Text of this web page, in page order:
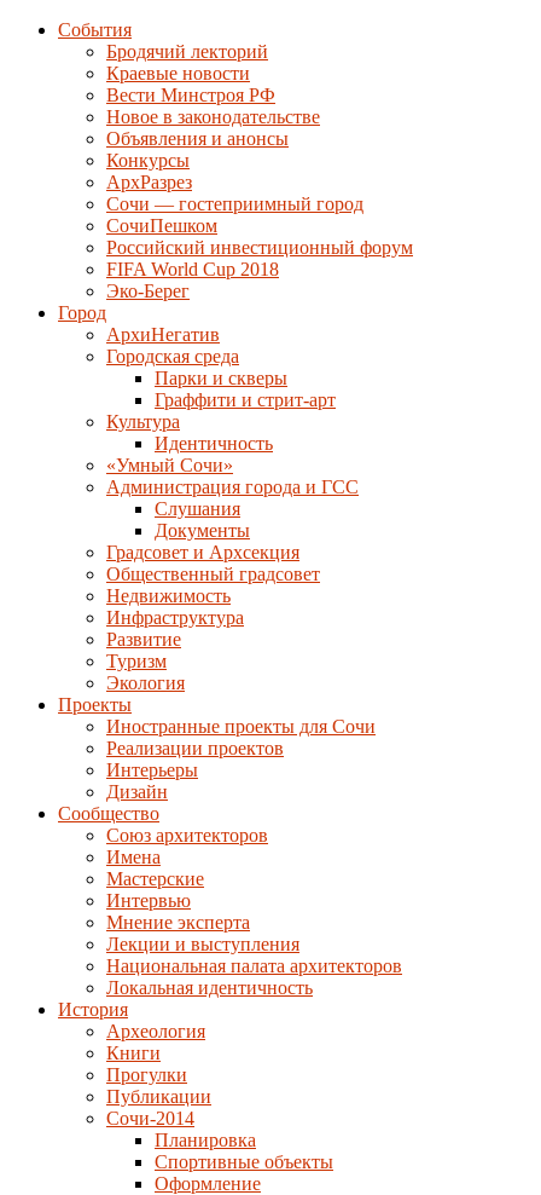
События
Бродячий лекторий
Краевые новости
Вести Минстроя РФ
Новое в законодательстве
Объявления и анонсы
Конкурсы
АрхРазрез
Сочи — гостеприимный город
СочиПешком
Российский инвестиционный форум
FIFA World Cup 2018
Эко-Берег
Город
АрхиНегатив
Городская среда
Парки и скверы
Граффити и стрит-арт
Культура
Идентичность
«Умный Сочи»
Администрация города и ГСС
Слушания
Документы
Градсовет и Архсекция
Общественный градсовет
Недвижимость
Инфраструктура
Развитие
Туризм
Экология
Проекты
Иностранные проекты для Сочи
Реализации проектов
Интерьеры
Дизайн
Сообщество
Союз архитекторов
Имена
Мастерские
Интервью
Мнение эксперта
Лекции и выступления
Национальная палата архитекторов
Локальная идентичность
История
Археология
Книги
Прогулки
Публикации
Сочи-2014
Планировка
Спортивные объекты
Оформление